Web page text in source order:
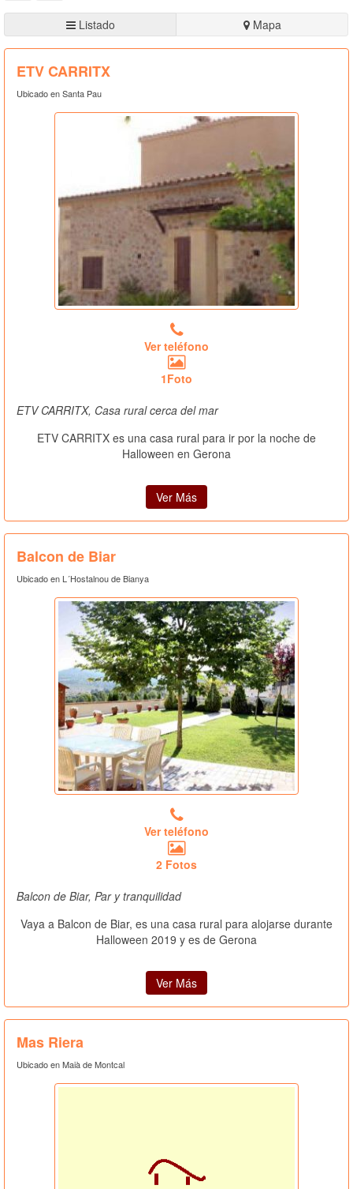
Listado Mapa
ETV CARRITX
Ubicado en Santa Pau
Ver teléfono
1Foto
ETV CARRITX, Casa rural cerca del mar
ETV CARRITX es una casa rural para ir por la noche de
Halloween en Gerona
Ver Más
Balcon de Biar
Ubicado en L´Hostalnou de Bianya
Ver teléfono
2 Fotos
Balcon de Biar, Par y tranquilidad
Vaya a Balcon de Biar, es una casa rural para alojarse durante
Halloween 2019 y es de Gerona
Ver Más
Mas Riera
Ubicado en Maià de Montcal